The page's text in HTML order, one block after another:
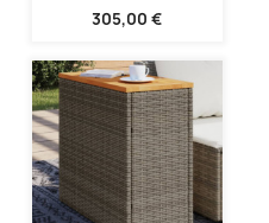
305,00 €